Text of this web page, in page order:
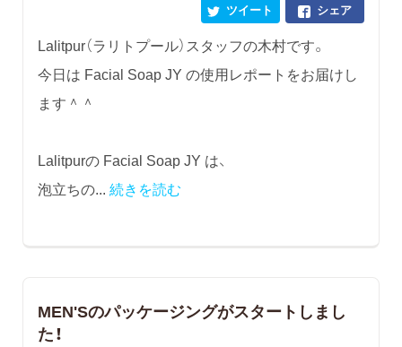
シェア
ツイート
Lalitpur（ラリトプール）スタッフの木村です。
今日は Facial Soap JY の使用レポートをお届けし
ます＾＾
Lalitpurの Facial Soap JY は、
泡立ちの... 続きを読む
MEN'Sのパッケージングがスタートしまし
た！